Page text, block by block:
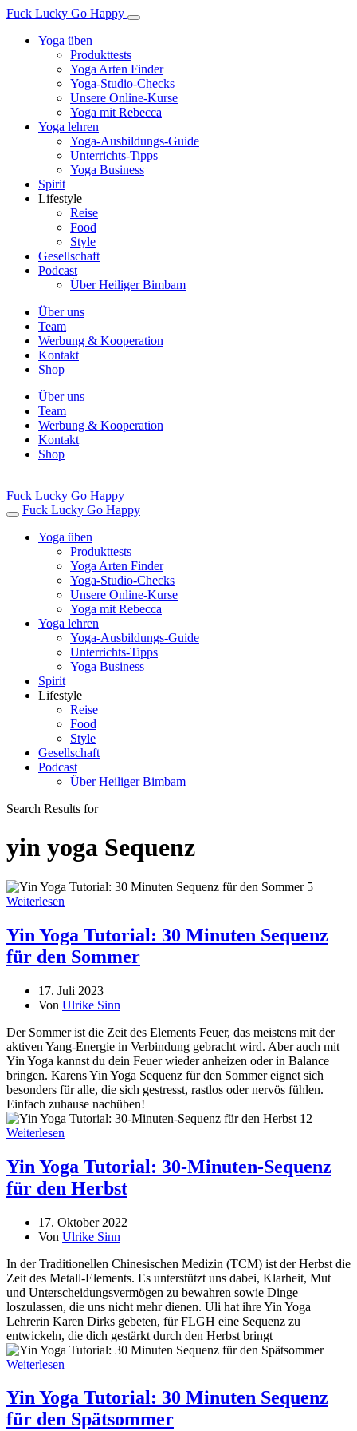
Fuck Lucky Go Happy
Yoga üben
Produkttests
Yoga Arten Finder
Yoga-Studio-Checks
Unsere Online-Kurse
Yoga mit Rebecca
Yoga lehren
Yoga-Ausbildungs-Guide
Unterrichts-Tipps
Yoga Business
Spirit
Lifestyle
Reise
Food
Style
Gesellschaft
Podcast
Über Heiliger Bimbam
Über uns
Team
Werbung & Kooperation
Kontakt
Shop
Über uns
Team
Werbung & Kooperation
Kontakt
Shop
Fuck Lucky Go Happy
Fuck Lucky Go Happy
Yoga üben
Produkttests
Yoga Arten Finder
Yoga-Studio-Checks
Unsere Online-Kurse
Yoga mit Rebecca
Yoga lehren
Yoga-Ausbildungs-Guide
Unterrichts-Tipps
Yoga Business
Spirit
Lifestyle
Reise
Food
Style
Gesellschaft
Podcast
Über Heiliger Bimbam
Search Results for
yin yoga Sequenz
Weiterlesen
Yin Yoga Tutorial: 30 Minuten Sequenz
für den Sommer
17. Juli 2023
Von Ulrike Sinn
Der Sommer ist die Zeit des Elements Feuer, das meistens mit der
aktiven Yang-Energie in Verbindung gebracht wird. Aber auch mit
Yin Yoga kannst du dein Feuer wieder anheizen oder in Balance
bringen. Karens Yin Yoga Sequenz für den Sommer eignet sich
besonders für alle, die sich gestresst, rastlos oder nervös fühlen.
Einfach zuhause nachüben!
Weiterlesen
Yin Yoga Tutorial: 30-Minuten-Sequenz
für den Herbst
17. Oktober 2022
Von Ulrike Sinn
In der Traditionellen Chinesischen Medizin (TCM) ist der Herbst die
Zeit des Metall-Elements. Es unterstützt uns dabei, Klarheit, Mut
und Unterscheidungsvermögen zu bewahren sowie Dinge
loszulassen, die uns nicht mehr dienen. Uli hat ihre Yin Yoga
Lehrerin Karen Dirks gebeten, für FLGH eine Sequenz zu
entwickeln, die dich gestärkt durch den Herbst bringt
Weiterlesen
Yin Yoga Tutorial: 30 Minuten Sequenz
für den Spätsommer